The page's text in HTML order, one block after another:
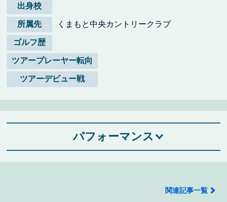
出身校
所属先
くまもと中央カントリークラブ
ゴルフ歴
ツアープレーヤー転向
ツアーデビュー戦
パフォーマンス
関連記事一覧